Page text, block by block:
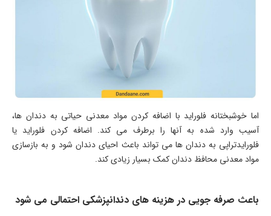
اما خوشبختانه فلوراید با اضافه کردن مواد معدنی حیاتی به دندان ها،
آسیب وارد شده به آنها را برطرف می کند. اضافه کردن فلوراید یا
فلورایدتراپی به دندان ها می تواند باعث احیای دندان شود و به بازسازی
مواد معدنی محافظ دندان کمک بسیار زیادی کند.
باعث صرفه جویی در هزینه های دندانپزشکی احتمالی می شود